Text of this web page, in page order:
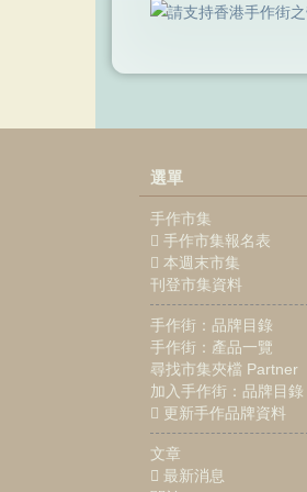
選單
手作市集
手作市集報名表
本週末市集
刊登市集資料
手作街：品牌目錄
手作街：產品一覽
尋找市集夾檔 Partner
加入手作街：品牌目錄
更新手作品牌資料
文章
最新消息